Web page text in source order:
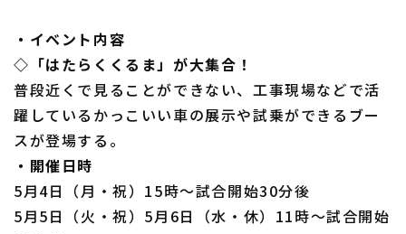
運営会社（別ウィンドウで開く）
特定商取引法の表示 アルバイト募集（別ウィンドウで開く
・イベント内容
◇「はたらくくるま」が大集合！
普段近くで見ることができない、工事現場などで活
躍しているかっこいい車の展示や試乗ができるブー
スが登場する。
・開催日時
5月4日（月・祝）15時～試合開始30分後
5月5日（火・祝）5月6日（水・休）11時～試合開始